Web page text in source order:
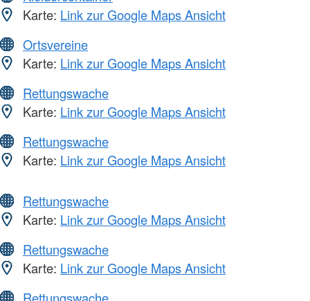
Karte: Link zur Google Maps Ansicht
Ortsvereine
Karte: Link zur Google Maps Ansicht
Rettungswache
Karte: Link zur Google Maps Ansicht
Rettungswache
Karte: Link zur Google Maps Ansicht
Rettungswache
Karte: Link zur Google Maps Ansicht
Rettungswache
Karte: Link zur Google Maps Ansicht